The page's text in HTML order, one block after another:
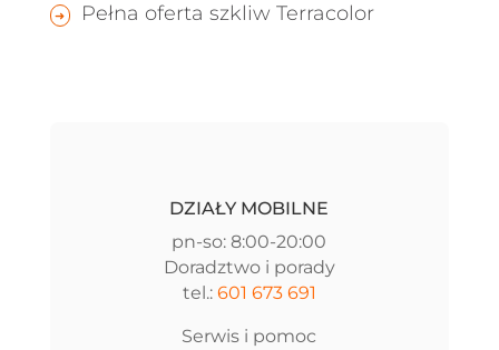
Pełna oferta szkliw Terracolor
DZIAŁY MOBILNE
pn-so: 8:00-20:00
Doradztwo i porady
tel.: 601 673 691
Serwis i pomoc